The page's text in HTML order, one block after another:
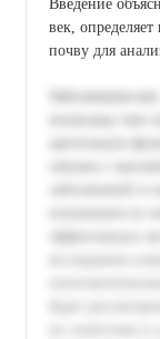
Введение
век,
почву для